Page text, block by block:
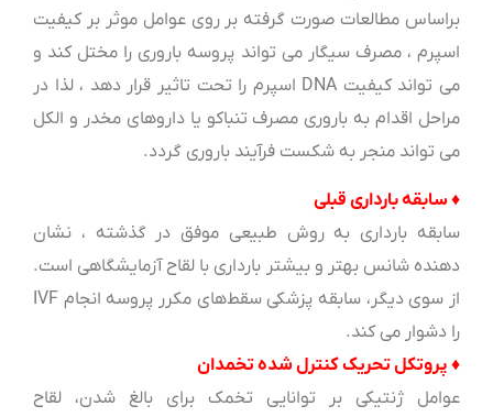
براساس مطالعات صورت گرفته بر روی عوامل موثر بر کیفیت
اسپرم ، مصرف سیگار می تواند پروسه باروری را مختل کند و
می تواند کیفیت DNA اسپرم را تحت تاثیر قرار دهد ، لذا در
مراحل اقدام به باروری مصرف تنباکو یا داروهای مخدر و الکل
می تواند منجر به شکست فرآیند باروری گردد.
♦ سابقه بارداری قبلی
سابقه بارداری به روش طبیعی موفق در گذشته ، نشان
دهنده شانس بهتر و بیشتر بارداری با لقاح آزمایشگاهی است.
از سوی دیگر، سابقه پزشکی سقط‌های مکرر پروسه انجام IVF
را دشوار می کند.
♦ پروتکل تحریک کنترل شده تخمدان
عوامل ژنتیکی بر توانایی تخمک برای بالغ شدن، لقاح